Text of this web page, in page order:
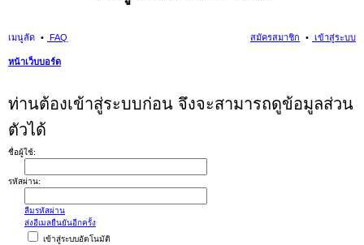
เมนูลัด FAQ เข้าสู่ระบบ
สมัครสมาชิก
หน้าเว็บบอร์ด
า
ท่านต้องเข้าสู่ระบบก่อน จึงจะสามารถดูข้อมูลส่วน
ตัวได้
ชื่อผู้ใช้:
รหัสผ่าน:
ลืมรหัสผ่าน
ส่งอีเมลยืนยันอีกครั้ง
เข้าสู่ระบบอัตโนมัติ